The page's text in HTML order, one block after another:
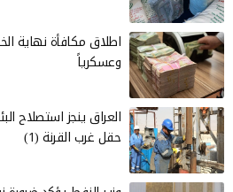
وعسكرياً
حقل غرب القرنة (1)